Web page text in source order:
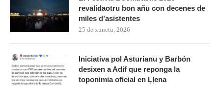
revalidaotru bon añu con decenes de
miles d’asistentes
25 de xunetu, 2026
Iniciativa pol Asturianu y Barbón
desixen a Adif que reponga la
toponimia oficial en Ḷḷena